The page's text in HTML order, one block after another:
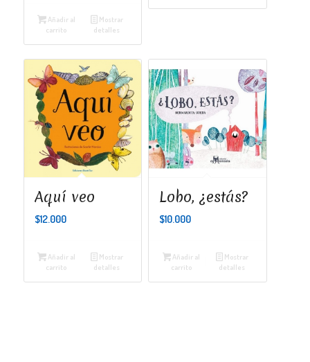
Añadir al
carrito
Mostrar
detalles
Aquí veo
$12.000
Añadir al
carrito
Mostrar
detalles
Lobo, ¿estás?
$10.000
Añadir al
carrito
Mostrar
detalles